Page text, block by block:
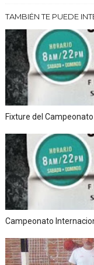
TAMBIÉN TE PUEDE
Fixture del
Campeonato